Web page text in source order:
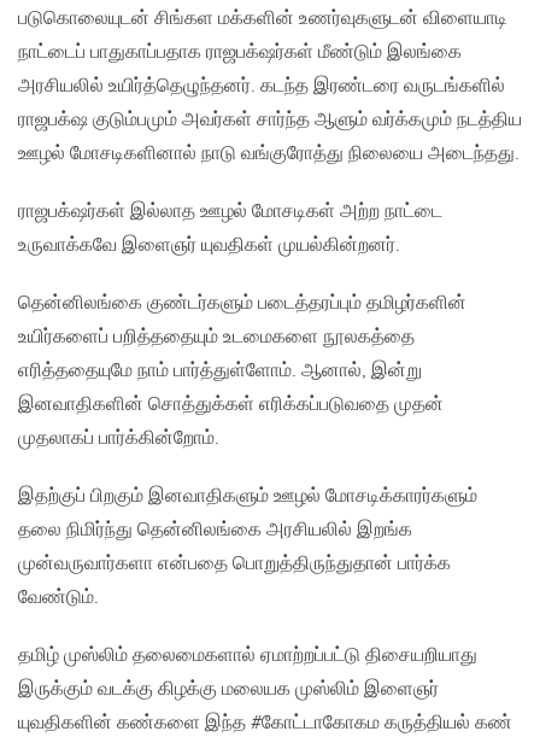
படுகொலையுடன் சிங்கள மக்களின் உணர்வுகளுடன் விளையாடி
நாட்டைப் பாதுகாப்பதாக ராஜபக்‌ஷர்கள் மீண்டும் இலங்கை
அரசியலில் உயிர்த்தெழுந்தனர். கடந்த இரண்டரை வருடங்களில்
ராஜபக்‌ஷ குடும்பமும் அவர்கள் சார்ந்த ஆளும் வர்க்கமும் நடத்திய
ஊழல் மோசடிகளினால் நாடு வங்குரோத்து நிலையை அடைந்தது.
ராஜபக்‌ஷர்கள் இல்லாத ஊழல் மோசடிகள் அற்ற நாட்டை
உருவாக்கவே இளைஞர் யுவதிகள் முயல்கின்றனர்.
தென்னிலங்கை குண்டர்களும் படைத்தரப்பும் தமிழர்களின்
உயிர்களைப் பறித்ததையும் உடமைகளை நூலகத்தை
எரித்ததையுமே நாம் பார்த்துள்ளோம். ஆனால், இன்று
இனவாதிகளின் சொத்துக்கள் எரிக்கப்படுவதை முதன்
முதலாகப் பார்க்கின்றோம்.
இதற்குப் பிறகும் இனவாதிகளும் ஊழல் மோசடிக்காரர்களும்
தலை நிமிர்ந்து தென்னிலங்கை அரசியலில் இறங்க
முன்வருவார்களா என்பதை பொறுத்திருந்துதான் பார்க்க
வேண்டும்.
தமிழ் முஸ்லிம் தலைமைகளால் ஏமாற்றப்பட்டு திசையறியாது
இருக்கும் வடக்கு கிழக்கு மலையக முஸ்லிம் இளைஞர்
யுவதிகளின் கண்களை இந்த #கோட்டாகோகம கருத்தியல் கண்